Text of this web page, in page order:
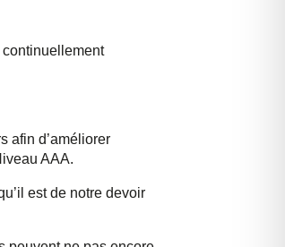
continuellement
afin d’améliorer
AAA.
est de notre devoir